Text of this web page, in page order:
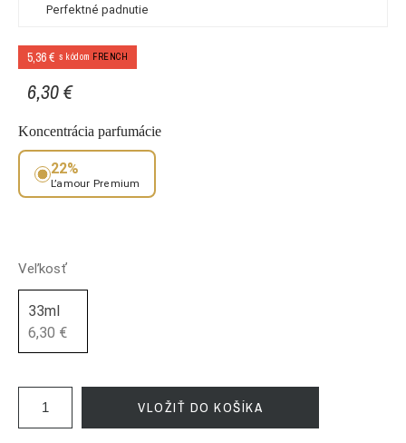
Perfektné padnutie
5,36 € s kódom FRENCH
6,30 €
Koncentrácia parfumácie
22%
L’amour Premium
Veľkosť
33ml
6,30 €
VLOŽIŤ DO KOŠÍKA